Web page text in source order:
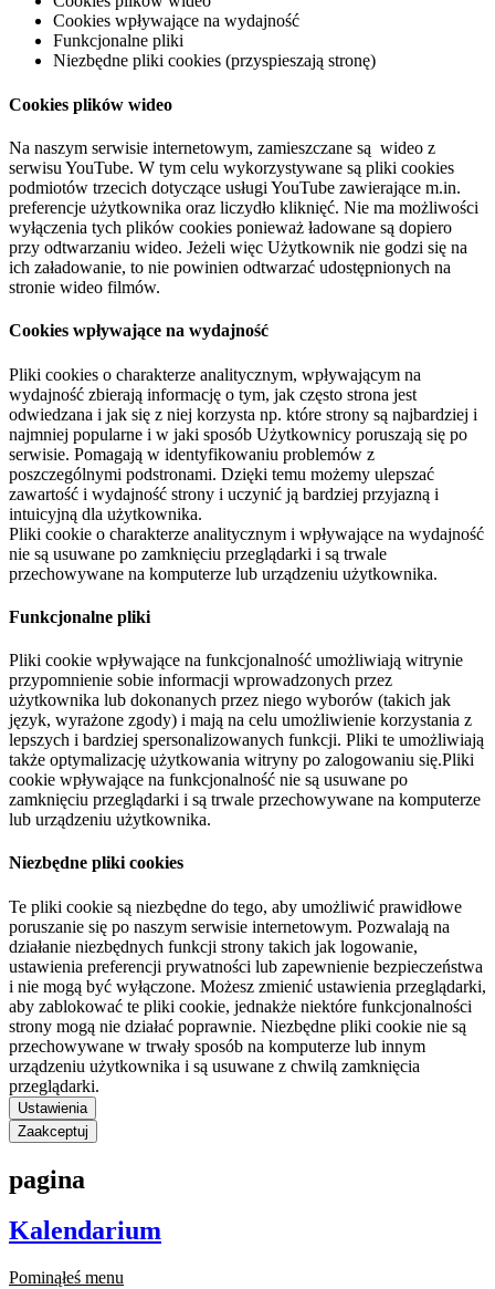
Cookies wpływające na wydajność
Funkcjonalne pliki
Niezbędne pliki cookies (przyspieszają stronę)
Cookies plików wideo
Na naszym serwisie internetowym, zamieszczane są wideo z
serwisu YouTube. W tym celu wykorzystywane są pliki cookies
podmiotów trzecich dotyczące usługi YouTube zawierające m.in.
preferencje użytkownika oraz liczydło kliknięć. Nie ma możliwości
wyłączenia tych plików cookies ponieważ ładowane są dopiero
przy odtwarzaniu wideo. Jeżeli więc Użytkownik nie godzi się na
ich załadowanie, to nie powinien odtwarzać udostępnionych na
stronie wideo filmów.
Cookies wpływające na wydajność
Pliki cookies o charakterze analitycznym, wpływającym na
wydajność zbierają informację o tym, jak często strona jest
odwiedzana i jak się z niej korzysta np. które strony są najbardziej i
najmniej popularne i w jaki sposób Użytkownicy poruszają się po
serwisie. Pomagają w identyfikowaniu problemów z
poszczególnymi podstronami. Dzięki temu możemy ulepszać
zawartość i wydajność strony i uczynić ją bardziej przyjazną i
intuicyjną dla użytkownika.
Pliki cookie o charakterze analitycznym i wpływające na wydajność
nie są usuwane po zamknięciu przeglądarki i są trwale
przechowywane na komputerze lub urządzeniu użytkownika.
Funkcjonalne pliki
Pliki cookie wpływające na funkcjonalność umożliwiają witrynie
przypomnienie sobie informacji wprowadzonych przez
użytkownika lub dokonanych przez niego wyborów (takich jak
język, wyrażone zgody) i mają na celu umożliwienie korzystania z
lepszych i bardziej spersonalizowanych funkcji. Pliki te umożliwiają
także optymalizację użytkowania witryny po zalogowaniu się.Pliki
cookie wpływające na funkcjonalność nie są usuwane po
zamknięciu przeglądarki i są trwale przechowywane na komputerze
lub urządzeniu użytkownika.
Niezbędne pliki cookies
Te pliki cookie są niezbędne do tego, aby umożliwić prawidłowe
poruszanie się po naszym serwisie internetowym. Pozwalają na
działanie niezbędnych funkcji strony takich jak logowanie,
ustawienia preferencji prywatności lub zapewnienie bezpieczeństwa
i nie mogą być wyłączone. Możesz zmienić ustawienia przeglądarki,
aby zablokować te pliki cookie, jednakże niektóre funkcjonalności
strony mogą nie działać poprawnie. Niezbędne pliki cookie nie są
przechowywane w trwały sposób na komputerze lub innym
urządzeniu użytkownika i są usuwane z chwilą zamknięcia
przeglądarki.
Ustawienia
Zaakceptuj
pagina
Kalendarium
Pominąłeś menu